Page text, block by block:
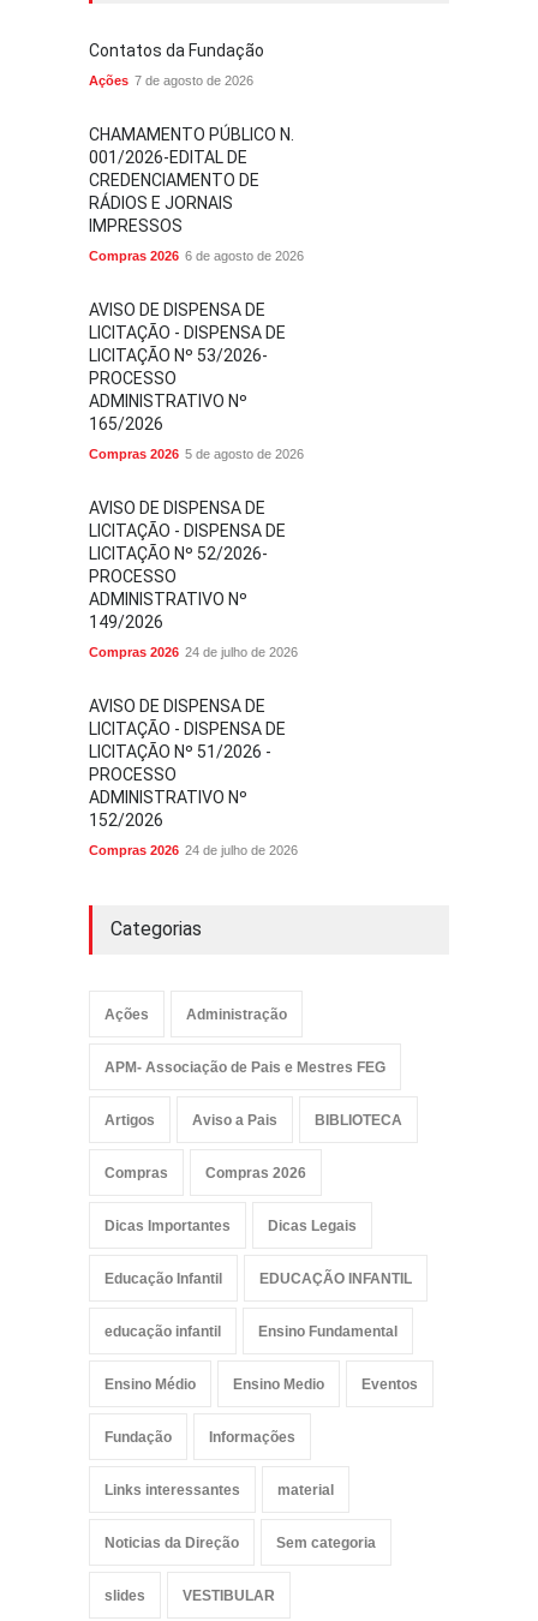
Contatos da Fundação
Ações 7 de agosto de 2026
CHAMAMENTO PÚBLICO N.
001/2026-EDITAL DE
CREDENCIAMENTO DE
RÁDIOS E JORNAIS
IMPRESSOS
Compras 2026 6 de agosto de 2026
AVISO DE DISPENSA DE
LICITAÇÃO - DISPENSA DE
LICITAÇÃO Nº 53/2026-
PROCESSO
ADMINISTRATIVO Nº
165/2026
Compras 2026 5 de agosto de 2026
AVISO DE DISPENSA DE
LICITAÇÃO - DISPENSA DE
LICITAÇÃO Nº 52/2026-
PROCESSO
ADMINISTRATIVO Nº
149/2026
Compras 2026 24 de julho de 2026
AVISO DE DISPENSA DE
LICITAÇÃO - DISPENSA DE
LICITAÇÃO Nº 51/2026 -
PROCESSO
ADMINISTRATIVO Nº
152/2026
Compras 2026 24 de julho de 2026
Categorias
Ações Administração
APM- Associação de Pais e Mestres FEG
Artigos Aviso a Pais BIBLIOTECA
Compras Compras 2026
Dicas Importantes Dicas Legais
Educação Infantil EDUCAÇÃO INFANTIL
educação infantil Ensino Fundamental
Ensino Médio Ensino Medio Eventos
Fundação Informações
Links interessantes material
Noticias da Direção Sem categoria
slides VESTIBULAR